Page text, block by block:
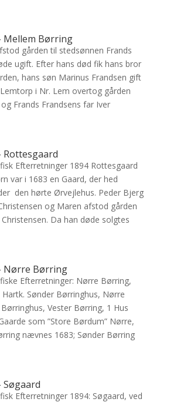
Mellem Børring
gården til stedsønnen Frands
ugift. Efter hans død fik hans bror
hans søn Marinus Frandsen gift
i Nr. Lem overtog gården
Frands Frandsens far Iver
Rottesgaard
Efterretninger 1894 Rottesgaard
var i 1683 en Gaard, der hed
den hørte Ørvejlehus. Peder Bjerg
og Maren afstod gården
Da han døde solgtes
Nørre Børring
Efterretninger: Nørre Børring,
Sønder Børringhus, Nørre
Vester Børring, 1 Hus
som ”Store Børdum” Nørre,
nævnes 1683; Sønder Børring
Efterretninger 1894: Søgaard, ved